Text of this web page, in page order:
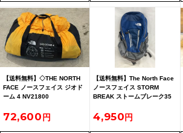
【送料無料】◇THE NORTH
FACE ノースフェイス ジオド
ーム 4 NV21800
72,600
【送料無料】The North Face
ノースフェイス STORM
BREAK ストームブレーク35
4,950